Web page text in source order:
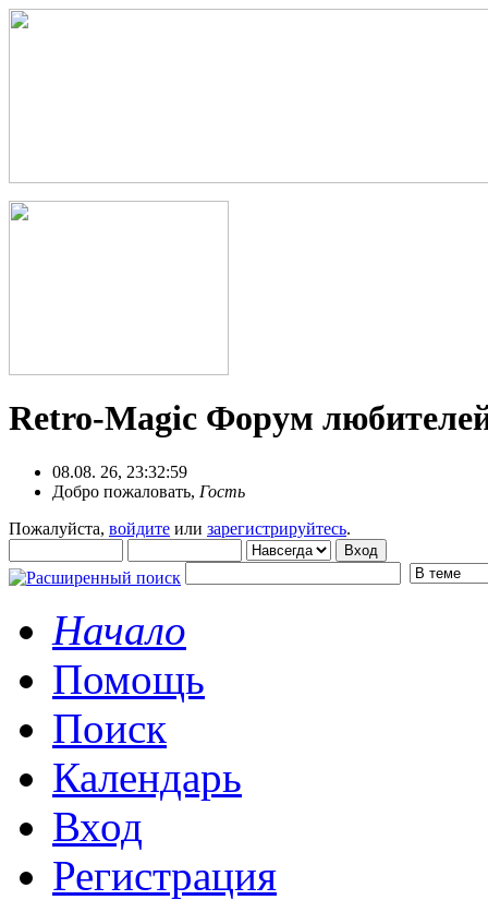
Retro-Magic Форум
08.08. 26, 23:32:59
Добро пожаловать, Гость
Пожалуйста, войдите или зарегистрируйтесь.
Начало
Помощь
Поиск
Календарь
Вход
Регистрация